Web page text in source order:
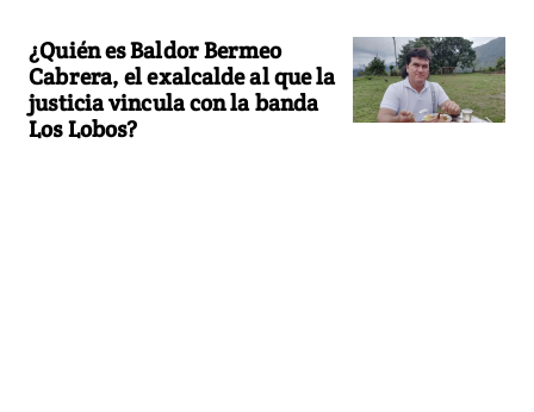
¿Quién es Baldor Bermeo
Cabrera, el exalcalde al que la
justicia vincula con la banda
Los Lobos?